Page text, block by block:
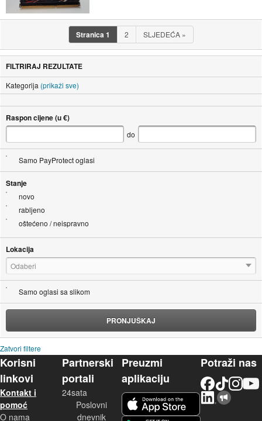
Stranica1 2 SLJEDEĆA »
FILTRIRAJ REZULTATE
Kategorija (prikaži sve)
Raspon cijene (u €)
do
Samo PayProtect oglasi
Stanje
novo
rabljeno
oštećeno / neispravno
Lokacija
Odaberi
Samo oglasi sa slikom
PRONJUŠKAJ
Zatvori filtere
Korisni
linkovi
Kontakt i
pomoć
O nama
Partnerski
portali
24sata
Poslovni
dnevnik
Preuzmi
aplikaciju
Potraži nas